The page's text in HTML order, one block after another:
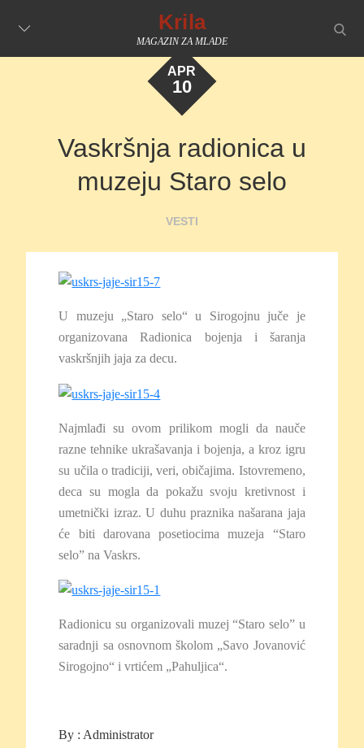
Krila
MAGAZIN ZA MLADE
APR
10
Vaskršnja radionica u
muzeju Staro selo
VESTI
U muzeju „Staro selo“ u Sirogojnu juče je
organizovana Radionica bojenja i šaranja
vaskršnjih jaja za decu.
Najmlađi su ovom prilikom mogli da nauče
razne tehnike ukrašavanja i bojenja, a kroz igru
su učila o tradiciji, veri, običajima. Istovremeno,
deca su mogla da pokažu svoju kretivnost i
umetnički izraz. U duhu praznika našarana jaja
će biti darovana posetiocima muzeja “Staro
selo” na Vaskrs.
Radionicu su organizovali muzej “Staro selo” u
saradnji sa osnovnom školom „Savo Jovanović
Sirogojno“ i vrtićem „Pahuljica“.
By : Administrator